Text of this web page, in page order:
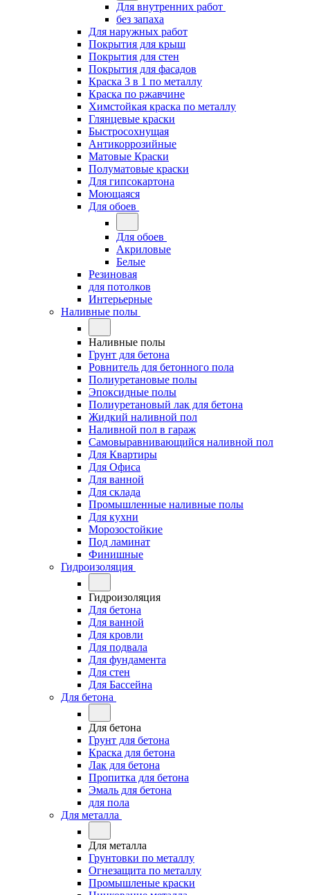
Для внутренних работ
без запаха
Для наружных работ
Покрытия для крыш
Покрытия для стен
Покрытия для фасадов
Краска 3 в 1 по металлу
Краска по ржавчине
Химстойкая краска по металлу
Глянцевые краски
Быстросохнущая
Антикоррозийные
Матовые Краски
Полуматовые краски
Для гипсокартона
Моющаяся
Для обоев
Для обоев
Акриловые
Белые
Резиновая
для потолков
Интерьерные
Наливные полы
Наливные полы
Грунт для бетона
Ровнитель для бетонного пола
Полиуретановые полы
Эпоксидные полы
Полиуретановый лак для бетона
Жидкий наливной пол
Наливной пол в гараж
Самовыравнивающийся наливной пол
Для Квартиры
Для Офиса
Для ванной
Для склада
Промышленные наливные полы
Для кухни
Морозостойкие
Под ламинат
Финишные
Гидроизоляция
Гидроизоляция
Для бетона
Для ванной
Для кровли
Для подвала
Для фундамента
Для стен
Для Бассейна
Для бетона
Для бетона
Грунт для бетона
Краска для бетона
Лак для бетона
Пропитка для бетона
Эмаль для бетона
для пола
Для металла
Для металла
Грунтовки по металлу
Огнезащита по металлу
Промышленые краски